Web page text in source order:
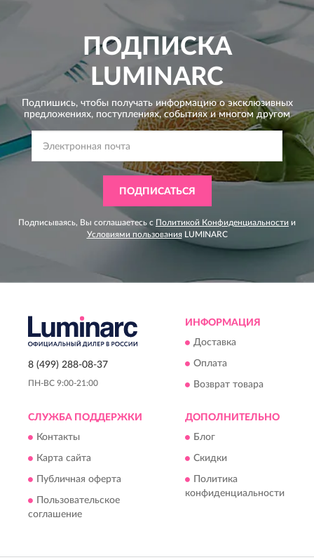
ПОДПИСКА
LUMINARC
Подпишись, чтобы получать информацию о эксклюзивных
предложениях, поступлениях, событиях и многом другом
ПОДПИСАТЬСЯ
Подписываясь, Вы соглашаетесь с Политикой Конфиденциальности и
Условиями пользованияLUMINARC
8 (499) 288-08-37
ПН-ВС 9:00-21:00
ИНФОРМАЦИЯ
Доставка
Оплата
Возврат товара
СЛУЖБА ПОДДЕРЖКИ
Контакты
Карта сайта
Публичная оферта
Пользовательское
соглашение
ДОПОЛНИТЕЛЬНО
Блог
Скидки
Политика
конфиденциальности